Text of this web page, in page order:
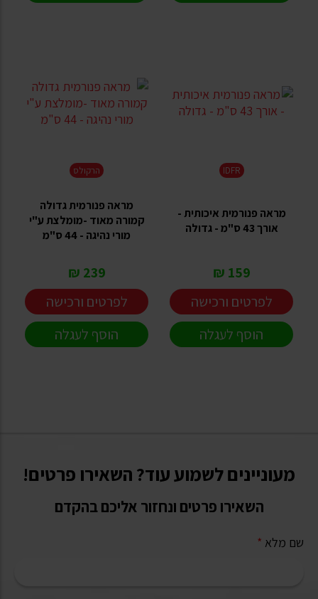
IDFR
מראה פנורמית איכותית -
אורך 43 ס"מ - גדולה
159 ₪
לפרטים ורכישה
הוסף לעגלה
הרקולס
מראה פנורמית גדולה
קמורה מאוד -מומלצת ע"י
מורי נהיגה - 44 ס"מ
239 ₪
לפרטים ורכישה
הוסף לעגלה
מעוניינים לשמוע עוד? השאירו פרטים!
השאירו פרטים ונחזור אליכם בהקדם
שם מלא *